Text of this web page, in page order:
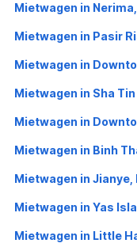
Mietwagen in
Mietwagen in Pasir
Mietwagen in
Mietwagen in Sha
Mietwagen in
Mietwagen in Binh
Mietwagen in Jianye,
Mietwagen in Yas
Mietwagen in Little